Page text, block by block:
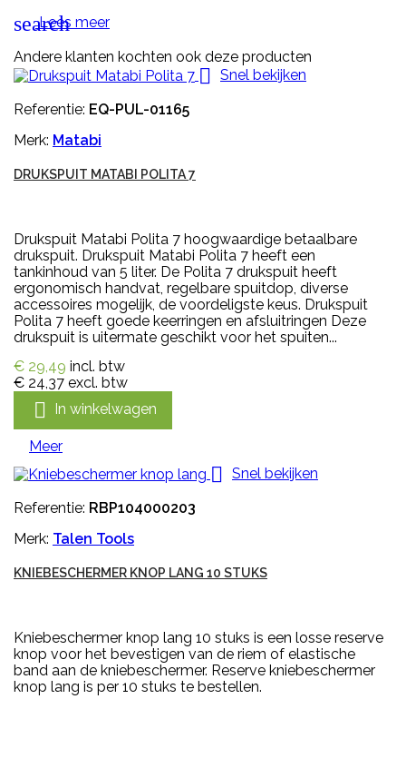
search
Lees meer
Andere klanten kochten ook deze producten

Snel bekijken
Referentie: EQ-PUL-01165
Merk: Matabi
DRUKSPUIT MATABI POLITA 7
Drukspuit Matabi Polita 7 hoogwaardige betaalbare
drukspuit. Drukspuit Matabi Polita 7 heeft een
tankinhoud van 5 liter. De Polita 7 drukspuit heeft
ergonomisch handvat, regelbare spuitdop, diverse
accessoires mogelijk, de voordeligste keus. Drukspuit
Polita 7 heeft goede keerringen en afsluitringen Deze
drukspuit is uitermate geschikt voor het spuiten...
€ 29,49 incl. btw
€ 24,37 excl. btw
 In winkelwagen
Meer

Snel bekijken
Referentie: RBP104000203
Merk: Talen Tools
KNIEBESCHERMER KNOP LANG 10 STUKS
Kniebeschermer knop lang 10 stuks is een losse reserve
knop voor het bevestigen van de riem of elastische
band aan de kniebeschermer. Reserve kniebeschermer
knop lang is per 10 stuks te bestellen.